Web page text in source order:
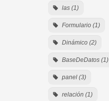
las (1)
Formulario (1)
Dinámico (2)
BaseDeDatos (1)
panel (3)
relación (1)